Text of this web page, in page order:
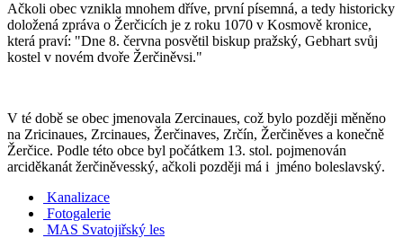
Ačkoli obec vznikla mnohem dříve, první písemná, a tedy historicky
doložená zpráva o Žerčicích je z roku 1070 v Kosmově kronice,
která praví: "Dne 8. června posvětil biskup pražský, Gebhart svůj
kostel v novém dvoře Žerčiněvsi."
V té době se obec jmenovala Zercinaues, což bylo později měněno
na Zricinaues, Zrcinaues, Žerčinaves, Zrčín, Žerčiněves a konečně
Žerčice. Podle této obce byl počátkem 13. stol. pojmenován
arciděkanát žerčiněvesský, ačkoli později má i jméno boleslavský.
Kanalizace
Fotogalerie
MAS Svatojiřský les